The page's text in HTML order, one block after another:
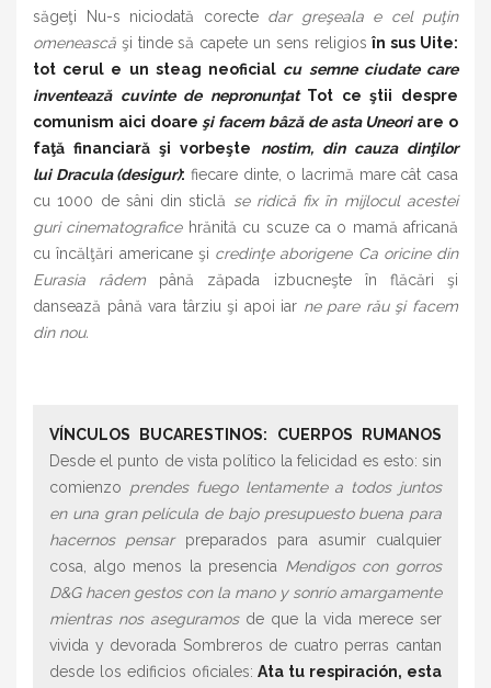
săgeţi Nu-s niciodată corecte dar greşeala e cel puţin
omenească şi tinde să capete un sens religiosîn sus Uite:
tot cerul e un steag neoficial cu semne ciudate care
inventează cuvinte de nepronunţatTot ce ştii despre
comunism aici doareşi facem bâză de asta Uneoriare o
faţă financiară şi vorbeşte nostim, din cauza dinţilor
lui Dracula (desigur): fiecare dinte, o lacrimă mare cât casa
cu 1000 de sâni din sticlă se ridică fix în mijlocul acestei
guri cinematograficehrănită cu scuze ca o mamă africană
cu încălţări americane şi credinţe aborigene Ca oricine din
Eurasia râdem până zăpada izbucneşte în flăcări şi
dansează până vara târziu şi apoi iar ne pare rău şi facem
din nou.
VÍNCULOS BUCARESTINOS: CUERPOS RUMANOS
Desde el punto de vista político la felicidad es esto: sin
comienzo prendes fuego lentamente a todos juntos
en una gran película de bajo presupuesto buena para
hacernos pensarpreparados para asumir cualquier
cosa, algo menos la presencia Mendigos con gorros
D&G hacen gestos con la mano y sonrío amargamente
mientras nos aseguramosde que la vida merece ser
vivida y devorada Sombreros de cuatro perras cantan
desde los edificios oficiales:Ata tu respiración, esta